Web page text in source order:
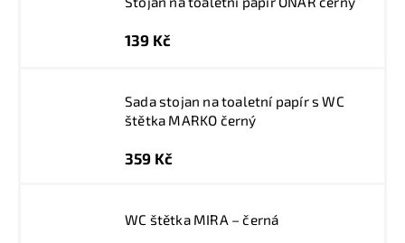
139 Kč
Sada stojan na toaletní papír s WC
štětka MARKO černý
359 Kč
WC štětka MIRA – černá